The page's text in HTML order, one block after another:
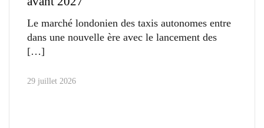
Le marché londonien des taxis autonomes entre
dans une nouvelle ère avec le lancement des
29 juillet 2026